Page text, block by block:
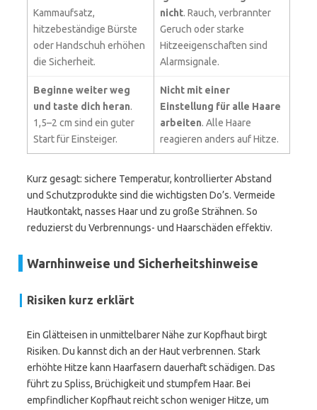
Kammaufsatz,
hitzebeständige Bürste
oder Handschuh erhöhen
die Sicherheit.
nicht. Rauch, verbrannter
Geruch oder starke
Hitzeeigenschaften sind
Alarmsignale.
Beginne weiter weg
und taste dich heran.
1,5–2 cm sind ein guter
Start für Einsteiger.
Nicht mit einer
Einstellung für alle Haare
arbeiten. Alle Haare
reagieren anders auf Hitze.
Kurz gesagt: sichere Temperatur, kontrollierter Abstand
und Schutzprodukte sind die wichtigsten Do’s. Vermeide
Hautkontakt, nasses Haar und zu große Strähnen. So
reduzierst du Verbrennungs- und Haarschäden effektiv.
Warnhinweise und Sicherheitshinweise
Risiken kurz erklärt
Ein Glätteisen in unmittelbarer Nähe zur Kopfhaut birgt
Risiken. Du kannst dich an der Haut verbrennen. Stark
erhöhte Hitze kann Haarfasern dauerhaft schädigen. Das
führt zu Spliss, Brüchigkeit und stumpfem Haar. Bei
empfindlicher Kopfhaut reicht schon weniger Hitze, um